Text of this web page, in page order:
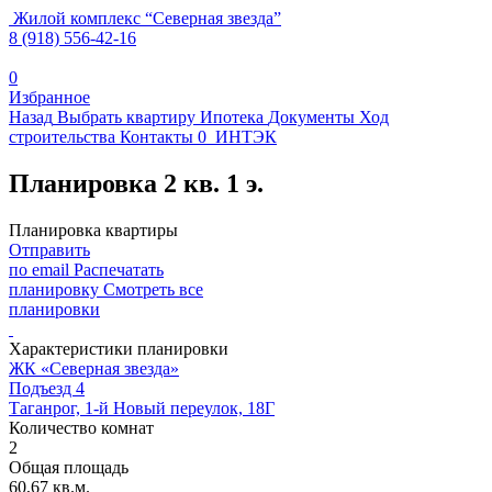
Жилой комплекс “Северная звезда”
8 (918) 556-42-16
0
Избранное
Назад Выбрать квартиру Ипотека Документы Ход
строительства Контакты 0 ИНТЭК
Планировка 2 кв. 1 э.
Планировка квартиры
Отправить
по email Распечатать
планировку Смотреть все
планировки
Характеристики планировки
ЖК «Северная звезда»
Подъезд 4
Таганрог, 1-й Новый переулок, 18Г
Количество комнат
2
Общая площадь
60,67 кв.м.